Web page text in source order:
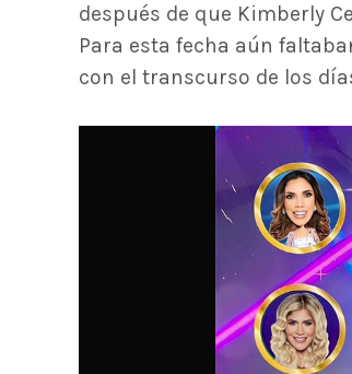
después de que Kimberly
Para esta fecha aún
con el transcurso de los